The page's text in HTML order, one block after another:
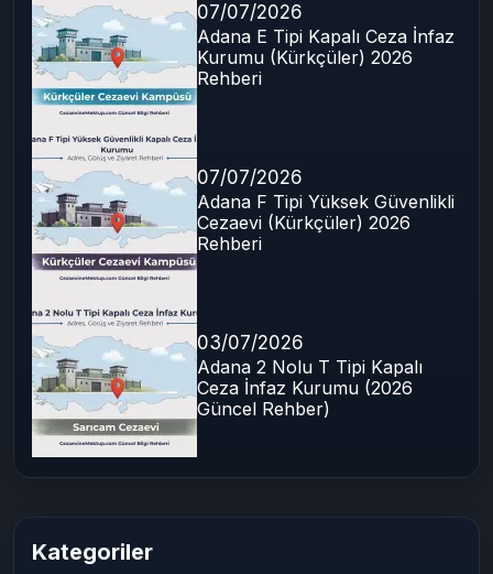
07/07/2026
Adana E Tipi Kapalı Ceza İnfaz
Kurumu (Kürkçüler) 2026
Rehberi
07/07/2026
Adana F Tipi Yüksek Güvenlikli
Cezaevi (Kürkçüler) 2026
Rehberi
03/07/2026
Adana 2 Nolu T Tipi Kapalı
Ceza İnfaz Kurumu (2026
Güncel Rehber)
Kategoriler